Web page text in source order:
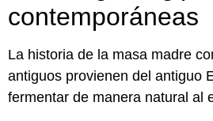
contemporáneas
La historia de la masa madre
antiguos provienen del antiguo
fermentar de manera natural al